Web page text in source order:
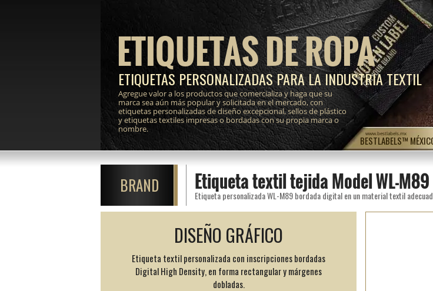
BESTLABELS™
www.bestlabels.mx
ETIQUETAS DE ROPA
ETIQUETAS PERSONALIZADAS PARA LA INDUSTRIA TEXTIL
Agregue valor a los productos que comercializa y haga que su
marca sea aún más popular y solicitada en el mercado, con
etiquetas personalizadas de diseño excepcional, sellos de plástico
y etiquetas textiles impresas o bordadas con su propia marca o
nombre.
BRAND Etiqueta textil tejida Model WL-M89
DISEÑO GRÁFICO
Etiqueta textil personalizada con inscripciones bordadas
Digital High Density, en forma rectangular y márgenes
dobladas.